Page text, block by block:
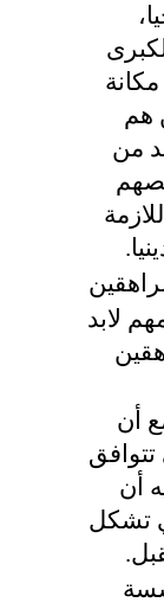
هم
من
لابد
أن
تتوافق
أن
تشكل